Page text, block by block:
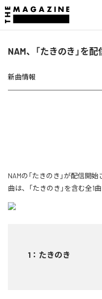
NAM、「たきのき」を
新曲情報
NAMの「たきのき」が配信開
曲は、「たきのき」を含む全1
1 ： たきのき